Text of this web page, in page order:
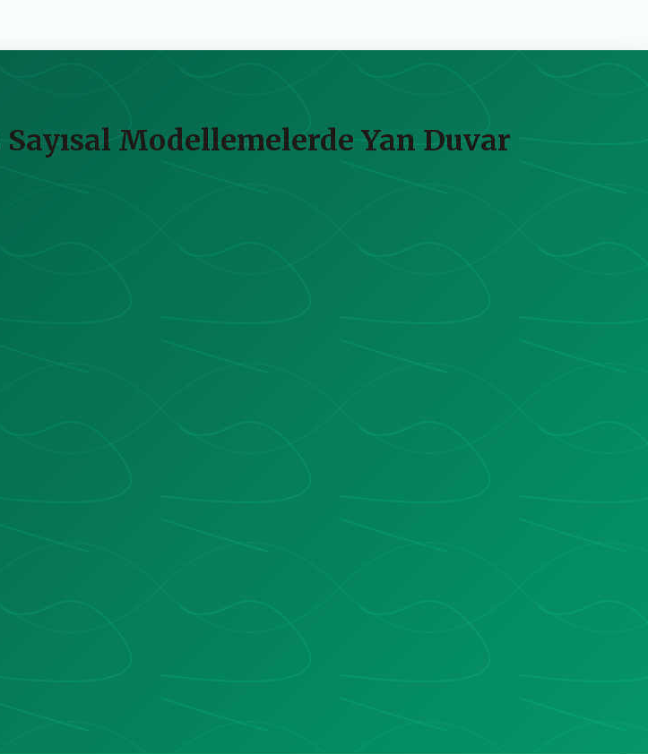
Modellemelerde Yan Duvar